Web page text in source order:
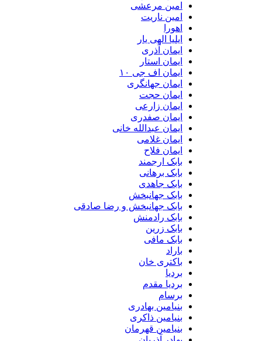
امین مرعشی
امین ناریت
اهورا
ایلیا الهی یار
ایمان آذری
ایمان استار
ایمان اف جی ۱۰
ایمان جهانگری
ایمان حجت
ایمان زارعی
ایمان صفدری
ایمان عبدالله خانی
ایمان غلامی
ایمان فلاح
بابک ارجمند
بابک برهانی
بابک جاهدی
بابک جهانبخش
بابک جهانبخش و رضا صادقی
بابک رادمنش
بابک زرین
بابک مافی
باراد
باکتری خان
بردیا
بردیا مقدم
برسام
بنیامین بهادری
بنیامین ذاکری
بنیامین قهرمان